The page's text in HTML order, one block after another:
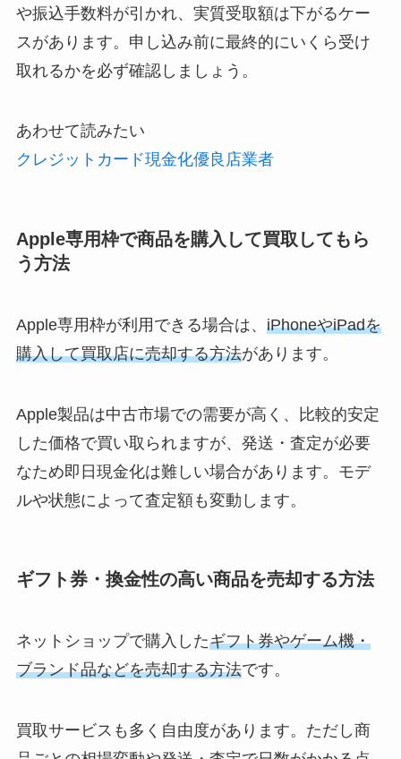
や振込手数料が引かれ、実質受取額は下がるケー
スがあります。申し込み前に最終的にいくら受け
取れるかを必ず確認しましょう。
あわせて読みたい
クレジットカード現金化優良店業者
Apple専用枠で商品を購入して買取してもら
う方法
Apple専用枠が利用できる場合は、 iPhoneやiPadを
購入して買取店に売却する方法があります。
Apple製品は中古市場での需要が高く、比較的安定
した価格で買い取られますが、発送・査定が必要
なため即日現金化は難しい場合があります。モデ
ルや状態によって査定額も変動します。
ギフト券・換金性の高い商品を売却する方法
ネットショップで購入したギフト券やゲーム機・
ブランド品などを売却する方法です。
買取サービスも多く自由度があります。ただし商